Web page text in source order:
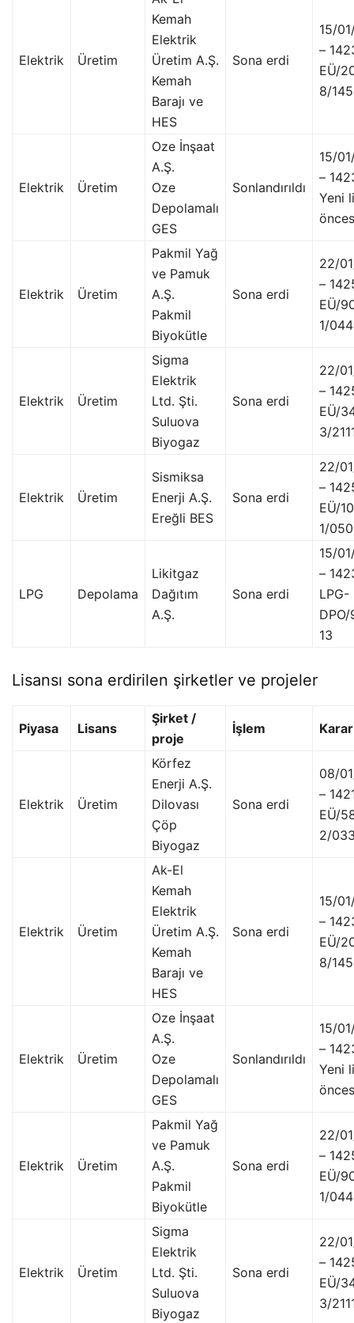
Elektrik Üretim
Kemah
Elektrik
Üretim A.Ş.
Kemah
Barajı ve
HES
Sona erdi
15/
–
EÜ/
8/
Elektrik Üretim
Oze İnşaat
A.Ş.
Oze
Depolamalı
GES
Sonlandırıldı
15/
–
Yeni
Elektrik Üretim
Pakmil Yağ
ve Pamuk
A.Ş.
Pakmil
Biyokütle
Sona erdi
22/
–
EÜ/
1/
Elektrik Üretim
Sigma
Elektrik
Ltd. Şti.
Suluova
Biyogaz
Sona erdi
22/
–
EÜ/
3/
Elektrik Üretim
Sismiksa
Enerji A.Ş.
Ereğli BES
Sona erdi
22/
–
EÜ/
1/
LPG Depolama
Likitgaz
Dağıtım
A.Ş.
Sona erdi
15/
–
LPG-
13
Lisansı sona erdirilen şirketler ve projeler
Piyasa Lisans
Şirket /
proje
İşlem
Elektrik Üretim
Körfez
Enerji A.Ş.
Dilovası
Çöp
Biyogaz
Sona erdi
08/
–
EÜ/
2/
Elektrik Üretim
Ak-El
Kemah
Elektrik
Üretim A.Ş.
Kemah
Barajı ve
HES
Sona erdi
15/
–
EÜ/
8/
Elektrik Üretim
Oze İnşaat
A.Ş.
Oze
Depolamalı
GES
Sonlandırıldı
15/
–
Yeni
Elektrik Üretim
Pakmil Yağ
ve Pamuk
A.Ş.
Pakmil
Biyokütle
Sona erdi
22/
–
EÜ/
1/
Elektrik Üretim
Sigma
Elektrik
Ltd. Şti.
Suluova
Biyogaz
Sona erdi
22/
–
EÜ/
3/